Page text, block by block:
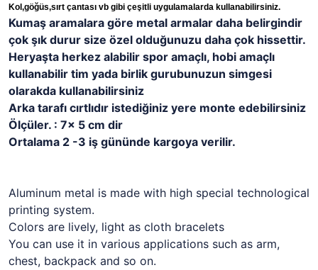
Kol,göğüs,sırt çantası vb gibi çeşitli uygulamalarda kullanabilirsiniz.
Kumaş aramalara göre metal armalar daha belirgindir
çok şık durur size özel olduğunuzu daha çok hissettir.
Heryaşta herkez alabilir spor amaçlı, hobi amaçlı
kullanabilir tim yada birlik gurubunuzun simgesi
olarakda kullanabilirsiniz
Arka tarafı cırtlıdır istediğiniz yere monte edebilirsiniz
Ölçüler. : 7x 5 cm dir
Ortalama 2 -3 iş gününde kargoya verilir.
Aluminum metal is made with high special technological
printing system.
Colors are lively, light as cloth bracelets
You can use it in various applications such as arm,
chest, backpack and so on.